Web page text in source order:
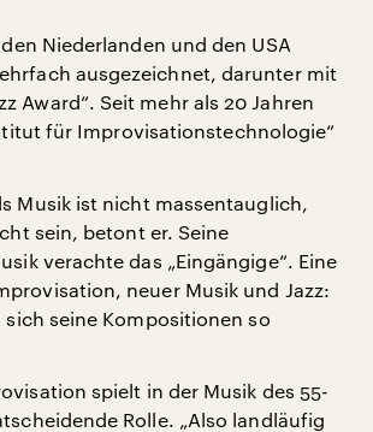
Niederlanden und den USA
ausgezeichnet, darunter mit
Award“. Seit mehr als 20 Jahren
für Improvisationstechnologie“
Musik ist nicht massentauglich,
sein, betont er. Seine
verachte das „Eingängige“. Eine
neuer Musik und Jazz:
sich seine Kompositionen so
spielt in der Musik des 55-
Rolle. „Also landläufig